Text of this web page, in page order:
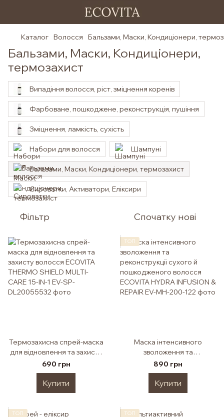
Каталог Волосся Бальзами, Маски, Кондиціонери,
Бальзами, Маски, Кондиціонери,
термозахист
Випадіння волосся, ріст, зміцнення коренів
Фарбоване, пошкоджене, реконструкція, пушіння
Зміцнення, ламкість, сухість
Набори для волосся Шампуні
Бальзами, Маски, Кондиціонери, термозахист
Сироватки, Активатори, Еліксири
Фільтр Спочатку нові
Термозахисна спрей-маска
для відновлення та захисту
волосся ECOVITA THERMO
SHIELD MULTI-CARE 15-IN-1
690 грн
Купити
ТОП
Маска інтенсивного
зволоження та
реконструкції сухого й
пошкодженого волосся
ECOVITA HYDRA INFUSION &
REPAIR
890 грн
Купити
ТОП ТОП